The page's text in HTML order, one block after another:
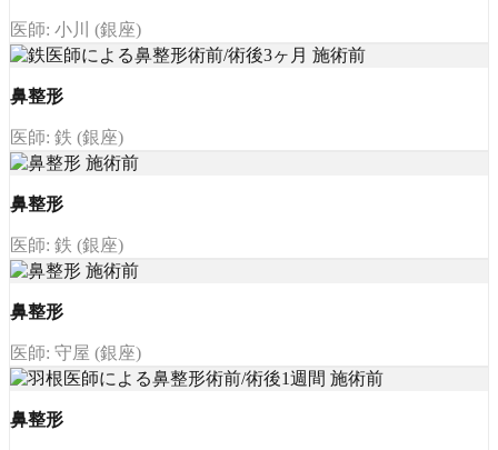
医師: 小川 (銀座)
鼻整形
医師: 鉄 (銀座)
鼻整形
医師: 鉄 (銀座)
鼻整形
医師: 守屋 (銀座)
鼻整形